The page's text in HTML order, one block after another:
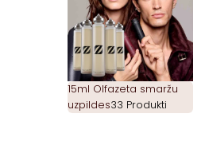
15ml Olfazeta smaržu
uzpildes33 Produkti